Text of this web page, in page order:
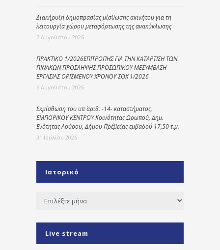
Διακήρυξη δημοπρασίας μίσθωσης ακινήτου για τη
λειτουργία χώρου μεταφόρτωσης της ανακύκλωσης
7 Αυγούστου 2026
ΠΡΑΚΤΙΚΟ 1/2026ΕΠΙΤΡΟΠΗΣ ΓΙΑ ΤΗΝ ΚΑΤΑΡΤΙΣΗ ΤΩΝ
ΠΙΝΑΚΩΝ ΠΡΟΣΛΗΨΗΣ ΠΡΟΣΩΠΙΚΟΥ ΜΕΣΥΜΒΑΣΗ
ΕΡΓΑΣΙΑΣ ΟΡΙΣΜΕΝΟΥ ΧΡΟΝΟΥ ΣΟΧ 1/2026
6 Αυγούστου 2026
Εκμίσθωση του υπ΄ αριθ. -14- καταστήματος,
ΕΜΠΟΡΙΚΟΥ ΚΕΝΤΡΟΥ Κοινότητας Ωρωπού, Δημ.
Ενότητας Λούρου, Δήμου Πρέβεζας εμβαδού 17,50 τ.μ.
31 Ιουλίου 2026
Ιστορικό
Ιστορικό
Live stream